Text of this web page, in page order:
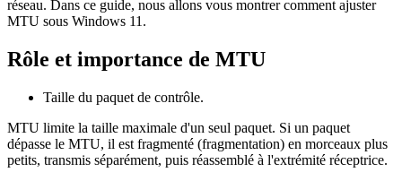
réseau. Dans ce guide, nous allons vous montrer comment ajuster
MTU sous Windows 11.
Rôle et importance de MTU
Taille du paquet de contrôle.
MTU limite la taille maximale d'un seul paquet. Si un paquet
dépasse le MTU, il est fragmenté (fragmentation) en morceaux plus
petits, transmis séparément, puis réassemblé à l'extrémité réceptrice.